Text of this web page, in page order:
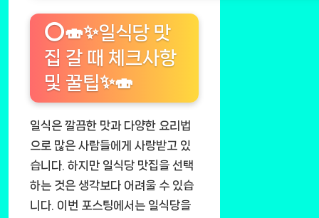
⭕🍣✨일식당 맛
집 갈 때 체크사항
및 꿀팁✨🍣
일식은 깔끔한 맛과 다양한 요리법
으로 많은 사람들에게 사랑받고 있
습니다. 하지만 일식당 맛집을 선택
하는 것은 생각보다 어려울 수 있습
니다. 이번 포스팅에서는 일식당을